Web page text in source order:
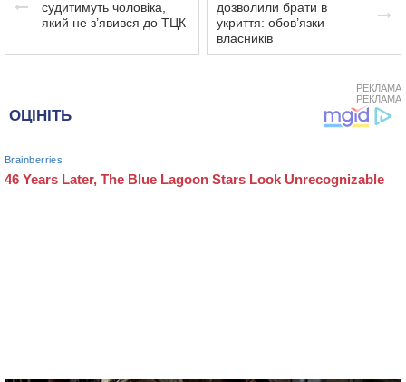
судитимуть чоловіка,
який не з’явився до ТЦК
дозволили брати в
укриття: обов’язки
власників
РЕКЛАМА
РЕКЛАМА